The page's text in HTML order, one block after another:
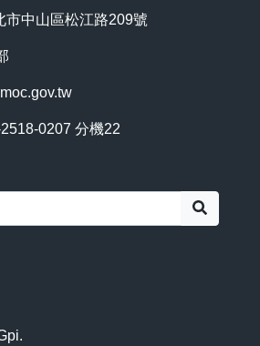
市中山區松江路209號
0207 分機22